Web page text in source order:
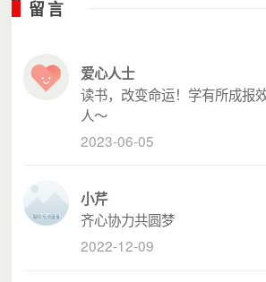
留言
爱心人士
读书，改变命运！学有所成报
人～
2023-06-05
小芹
齐心协力共圆梦
2022-12-09